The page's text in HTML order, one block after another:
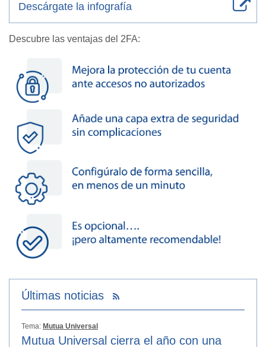
Descárgate la infografía
Descubre las ventajas del 2FA:
Últimas noticias
Tema: Mutua Universal
Mutua Universal cierra el año con una